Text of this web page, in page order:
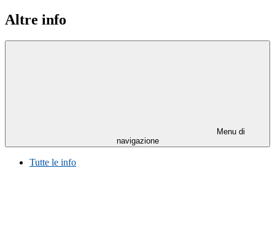
Altre info
Menu di
navigazione
Tutte le info